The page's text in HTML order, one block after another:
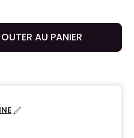
AU PANIER